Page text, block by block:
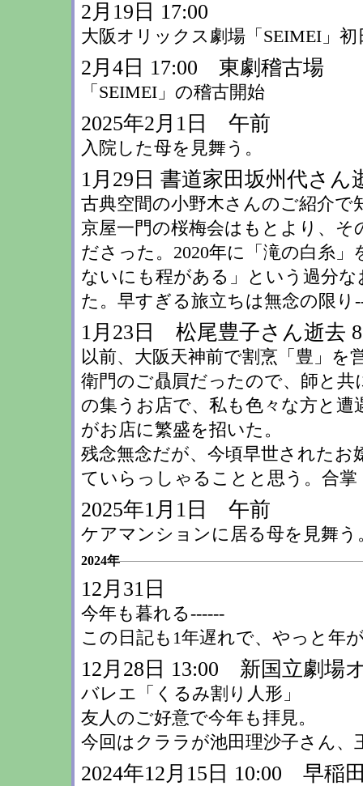
2月19日 17:00
大阪オリックス劇場「SEIMEI」初
2月4日 17:00 東劇稽古場
「SEIMEI」の稽古開始
2025年2月1日 午前
入院した母を見舞う。
1月29日 書道家田坂州代さ
古典空間の小野木さんのご紹介で
京屋一門の桜梅会はもとより、
ださった。2020年に「滝の白糸
ないにも程がある」という過分
た。早すぎる旅立ちは無念の限り
1月23日 松尾豊子さん逝去
以前、大阪天神前で割烹「豊」を
衛門のご贔屓だったので、師と
の集うお店で、私も色々な方と
がお店に繁盛を招いた。
残念無念だが、今頃早世された
ていらっしゃることと思う。合掌
2025年1月1日 午前
ケアマンションに居る母を見舞
2024年
12月31日
今年も暮れる------
この日記も1年遅れで、やっと年
12月28日 13:00 新国立劇場
バレエ「くるみ割り人形」
友人のご好意で今年も拝見。
今回はクララが池田理沙子さん、
2024年12月15日 10:00 早稲